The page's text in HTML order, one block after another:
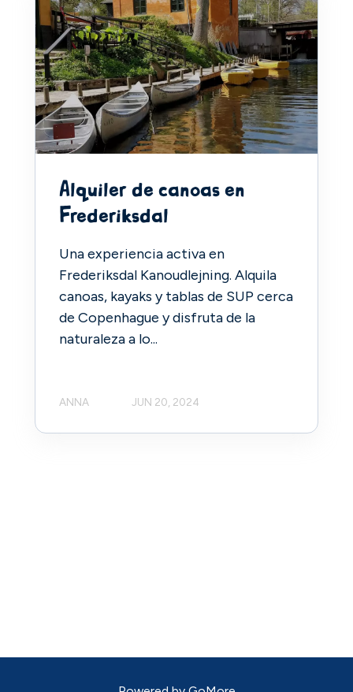
Alquiler de canoas en
Frederiksdal
Una experiencia activa en
Frederiksdal Kanoudlejning. Alquila
canoas, kayaks y tablas de SUP cerca
de Copenhague y disfruta de la
naturaleza a lo...
ANNA JUN 20, 2024